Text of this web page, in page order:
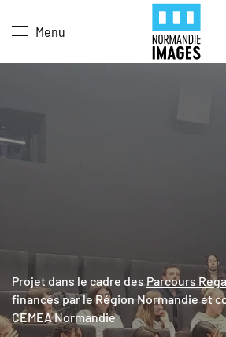
Skip to main content
Menu
Projet dans le cadre desParcours
financés par le Région Normandie et
CEMEA Normandie
Panneau de gestion des cookies